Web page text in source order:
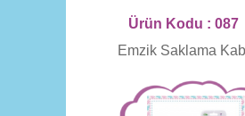
Ürün Kodu : 087
Emzik Saklama